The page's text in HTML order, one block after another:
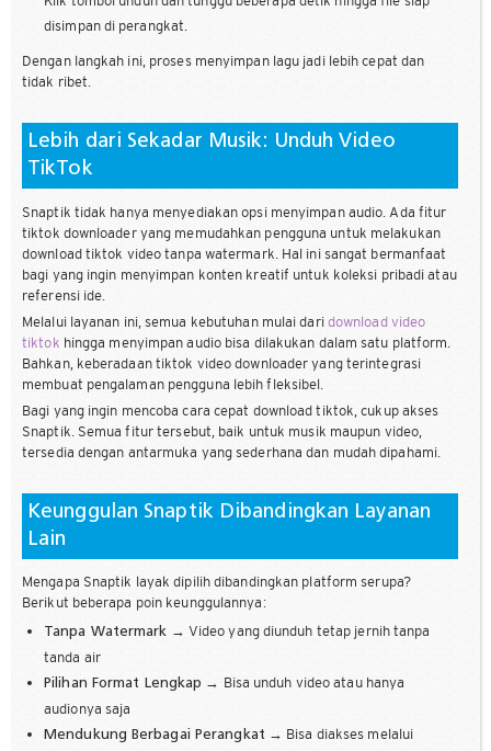
disimpan di perangkat.
Dengan langkah ini, proses menyimpan lagu jadi lebih cepat dan
tidak ribet.
Lebih dari Sekadar Musik: Unduh Video
TikTok
Snaptik tidak hanya menyediakan opsi menyimpan audio. Ada fitur
tiktok downloader yang memudahkan pengguna untuk melakukan
download tiktok video tanpa watermark. Hal ini sangat bermanfaat
bagi yang ingin menyimpan konten kreatif untuk koleksi pribadi atau
referensi ide.
Melalui layanan ini, semua kebutuhan mulai dari download video
tiktok hingga menyimpan audio bisa dilakukan dalam satu platform.
Bahkan, keberadaan tiktok video downloader yang terintegrasi
membuat pengalaman pengguna lebih fleksibel.
Bagi yang ingin mencoba cara cepat download tiktok, cukup akses
Snaptik. Semua fitur tersebut, baik untuk musik maupun video,
tersedia dengan antarmuka yang sederhana dan mudah dipahami.
Keunggulan Snaptik Dibandingkan Layanan
Lain
Mengapa Snaptik layak dipilih dibandingkan platform serupa?
Berikut beberapa poin keunggulannya:
Tanpa Watermark → Video yang diunduh tetap jernih tanpa
tanda air
Pilihan Format Lengkap → Bisa unduh video atau hanya
audionya saja
Mendukung Berbagai Perangkat → Bisa diakses melalui